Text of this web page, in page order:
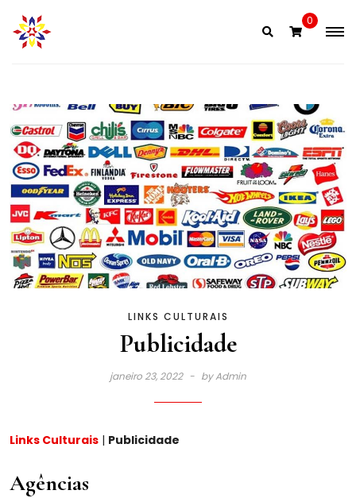
content
0
LINKS CULTURAIS
Publicidade
janeiro 23, 2022 byAdmin
Links Culturais | Publicidade
Agências